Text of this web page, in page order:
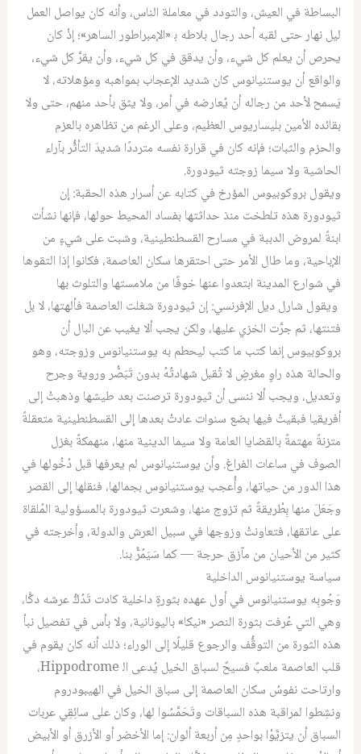
البساطة في العيش، والتودد في معاملة الناس، وأنه كان يواصل العمل
ليل نهار حتى لقبه أحد رجال بلاطه ﺑ «الإمبراطور الساهر»؛ إذْ كان
يحرص أن يعلم كل شيء، وأن يدقق في كل شيء، وأن يقرَّ كل شيء،
والواقع أن يوستنيانوس كان شديد الإعجاب بمواهبه ومؤهلاته، لا
يَسمح لأحد من رجاله أن يُعارضه في أمر، ولا يثق بأحد منهم، حتى ولا
بقائده الأمين بليساريوس العظيم، وعلى الرغم من تظاهره بالعزم
والحزم والثبات؛ فإنه كان في قرارة نفسه مترددًا شديدَ التأثُّر بآراء
الحاشية ولا سيما زوجته ثيودورة.
ويقول بروكوبيوس المؤرخ في كتابه عن أسرار هذه الحقبة: إن
ثيودورة هذه تلطخت منذ حداثتها بفساد المحيط حولها، فإنها نشأت
ابنةً لمروض الدببة في مسارح القسطنطينية، وشبت على شيءٍ من
الإباحية، وما طال الأمر حتى احتقرها سكان العاصمة، فكانوا إذا التقوها
في شوارع المدينة ابتعدوا عنها خوفًا من ملامستها والتلوث بها
ويقول شارل ديل الإفرنسي: إن ثيودورة شغلت العاصمة فألهتها، لا بل
فتنتها، ثم جرَّت الخزي عليها، ولكن يجب ألا يغيب عن البال أن
بروكوبيوس إنما كتب ما كتب ليحطم به يوستنيانوس وزوجته، وهو
والحالة هذه راوٍ مغرضٍ لا تُقبل شهادتُهُ بدون تَبَصُّر وروية وجرح
وتعديل، ويجب ألا ننسى أن ثيودورة ترصنت بعد طيشها وذهبتْ إلى
أفريقيا فبقيتْ فيها بضع سنوات عادتْ بعدها إلى القسطنطينية متعقلةً
متزنةً مهتمةً بالقضايا العامة ولا سيما الدينية منها، منهمكةً بغزل
الصوف في ساعات الفراغ. وأن يوستنيانوس لم يعرفها قبل دُخُولها في
هذا الدور من حياتها، وأُعجب يوستنيانوس بجمالها، فنقلها إلى القصر
وجَعَلَ منها بِطْريقةً ثم تزوج منها، وشعرت ثيودورة بالمسؤولية المُلقاة
على عاتقها، فتعاونتْ وزوجها في سبيل العرش والدولة، وأخرجته في
كثير من الأحيان من مآزق حرجة — كما سَيَمُرُّ بنا.
سياسة يوستنيانوس الداخلية
وَجُوبِه يوستنيانوس في أول عهده بثورةٍ داخلية كادت تَدُكُّ عرشه دكًّا،
وهي التي عُرفت بثورة النصر «نيكا» باليونانية، ولا بأس في تفصيل نبأ
هذه الثورة من التوقُّف والرجوع قليلًا إلى الوراء؛ ذلك أنه كان يقوم في
قلب العاصمة ملعبٌ فسيحٌ لسباق الخيل يُدعى اﻟHippodrome،
وارتاحت نفوسُ سكان العاصمة إلى سباق الخيل في الهيبودروم
ونشِطوا لمراقبة هذه السباقات وتَحَمَّسُوا لها، وكان على سائِقِي عربات
السباق أن يتزيَّوْا بواحدٍ مِن أربعة ألوان: إما الأخضر أو الأزرق أو الأبيض